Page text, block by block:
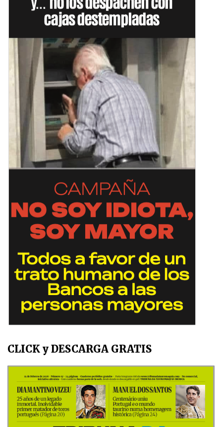
CLICK y DESCARGA GRATIS